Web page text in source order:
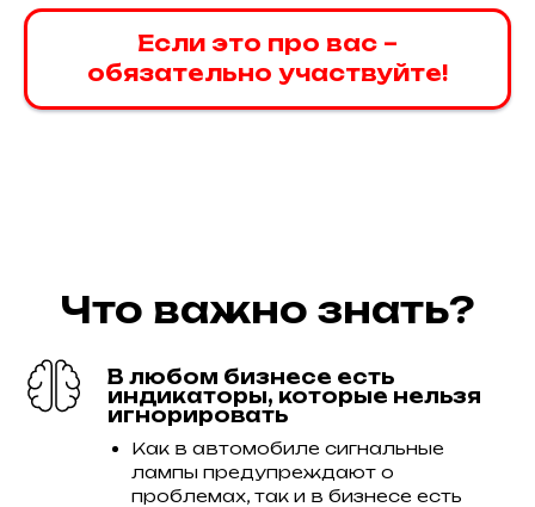
Если это про вас –
обязательно участвуйте!
Что важно знать?
В любом бизнесе есть
индикаторы, которые нельзя
игнорировать
Как в автомобиле сигнальные
лампы предупреждают о
проблемах, так и в бизнесе есть